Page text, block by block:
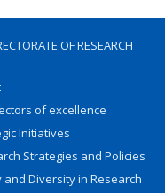
OF RESEARCH
of excellence
Initiatives
Strategies and Policies
and Diversity in Research